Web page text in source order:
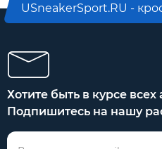
USneakerSport.RU -
Хотите быть в курсе
Подпишитесь на нашу